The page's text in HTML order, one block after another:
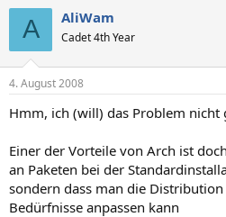
A AliWam
Cadet 4th Year
4. August 2008
Hmm, ich (will) das Problem nicht
Einer der Vorteile von Arch ist
an Paketen bei der
sondern dass man die
Bedürfnisse anpassen kann